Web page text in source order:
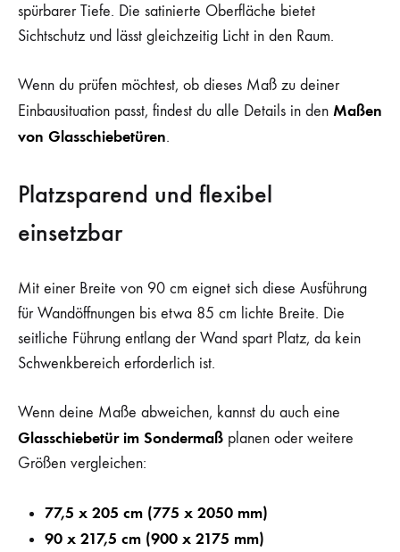
spürbarer Tiefe. Die satinierte Oberfläche bietet
Sichtschutz und lässt gleichzeitig Licht in den Raum.
Wenn du prüfen möchtest, ob dieses Maß zu deiner
Einbausituation passt, findest du alle Details in den Maßen
von Glasschiebetüren.
Platzsparend und flexibel
einsetzbar
Mit einer Breite von 90 cm eignet sich diese Ausführung
für Wandöffnungen bis etwa 85 cm lichte Breite. Die
seitliche Führung entlang der Wand spart Platz, da kein
Schwenkbereich erforderlich ist.
Wenn deine Maße abweichen, kannst du auch eine
Glasschiebetür im Sondermaß planen oder weitere
Größen vergleichen:
77,5 x 205 cm (775 x 2050 mm)
90 x 217,5 cm (900 x 2175 mm)